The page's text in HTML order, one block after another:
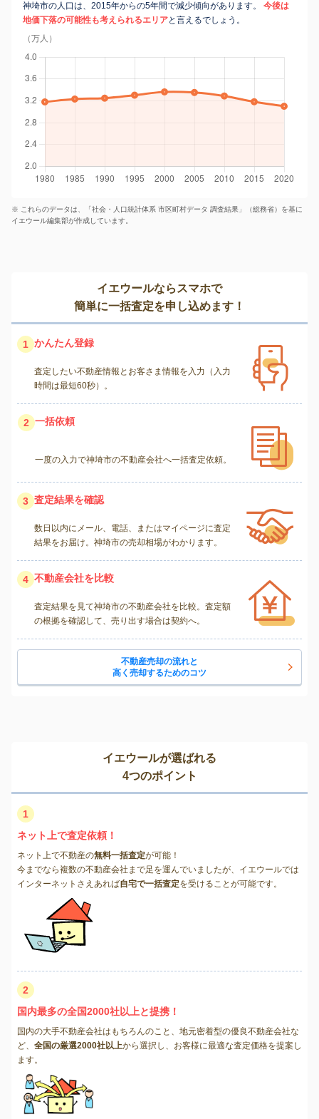
神埼市の人口は、2015年からの5年間で減少傾向があります。
今後は
地価下落の可能性も考えられるエリアと言えるでしょう。
（万人）
※ これらのデータは、「社会・人口統計体系 市区町村データ 調査結果」（総務省）を基に
イエウール編集部が作成しています。
イエウールならスマホで
簡単に一括査定を申し込めます！
1 かんたん登録
査定したい不動産情報とお客さま情報を入力（入力
時間は最短60秒）。
2 一括依頼
一度の入力で神埼市の不動産会社へ一括査定依頼。
3 査定結果を確認
数日以内にメール、電話、またはマイページに査定
結果をお届け。神埼市の売却相場がわかります。
4 不動産会社を比較
査定結果を見て神埼市の不動産会社を比較。査定額
の根拠を確認して、売り出す場合は契約へ。
不動産売却の流れと
高く売却するためのコツ
イエウールが選ばれる
4つのポイント
1
ネット上で査定依頼！
ネット上で不動産の無料一括査定が可能！
今までなら複数の不動産会社まで足を運んでいましたが、イエウールでは
インターネットさえあれば自宅で一括査定を受けることが可能です。
2
国内最多の全国2000社以上と提携！
国内の大手不動産会社はもちろんのこと、地元密着型の優良不動産会社な
ど、 全国の厳選2000社以上から選択し、お客様に最適な査定価格を提案し
ます。